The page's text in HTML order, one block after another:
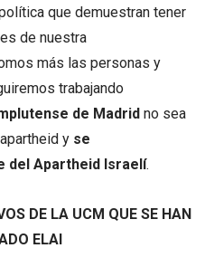
que demuestran tener
de nuestra
más las personas y
trabajando
de Madridno sea
y se
del Apartheid Israelí.
DE LA UCM QUE SE HAN
ELAI